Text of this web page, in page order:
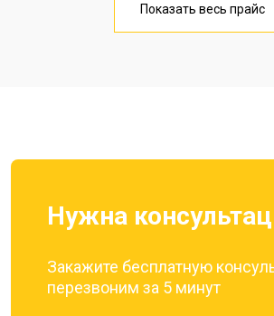
Замена кнопки включения от
Показать весь прайс
Нужна
Закажите бесплатную
перезвоним за 5 минут